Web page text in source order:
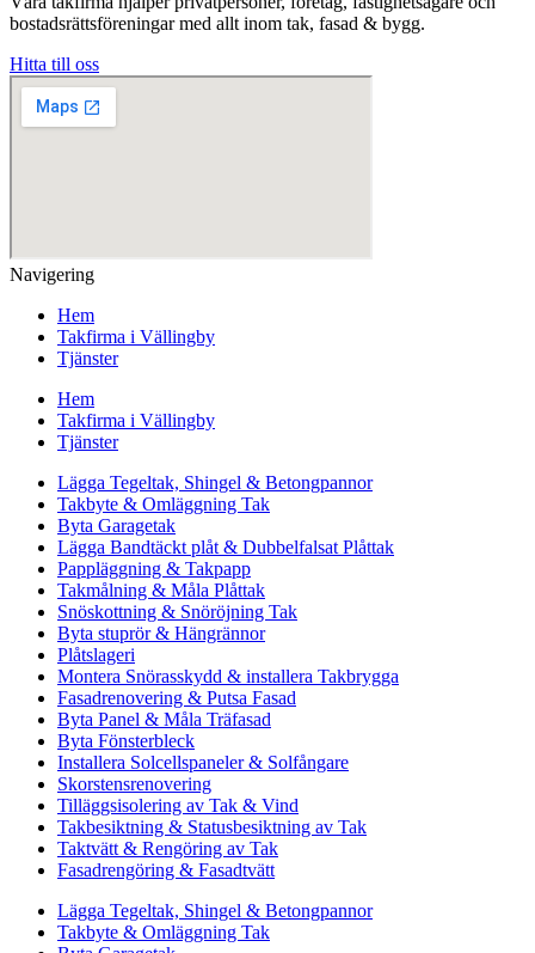
bostadsrättsföreningar med allt inom tak, fasad & bygg.
Hitta till oss
Navigering
Hem
Takfirma i Vällingby
Tjänster
Hem
Takfirma i Vällingby
Tjänster
Lägga Tegeltak, Shingel & Betongpannor
Takbyte & Omläggning Tak
Byta Garagetak
Lägga Bandtäckt plåt & Dubbelfalsat Plåttak
Pappläggning & Takpapp
Takmålning & Måla Plåttak
Snöskottning & Snöröjning Tak
Byta stuprör & Hängrännor
Plåtslageri
Montera Snörasskydd & installera Takbrygga
Fasadrenovering & Putsa Fasad
Byta Panel & Måla Träfasad
Byta Fönsterbleck
Installera Solcellspaneler & Solfångare
Skorstensrenovering
Tilläggsisolering av Tak & Vind
Takbesiktning & Statusbesiktning av Tak
Taktvätt & Rengöring av Tak
Fasadrengöring & Fasadtvätt
Lägga Tegeltak, Shingel & Betongpannor
Takbyte & Omläggning Tak